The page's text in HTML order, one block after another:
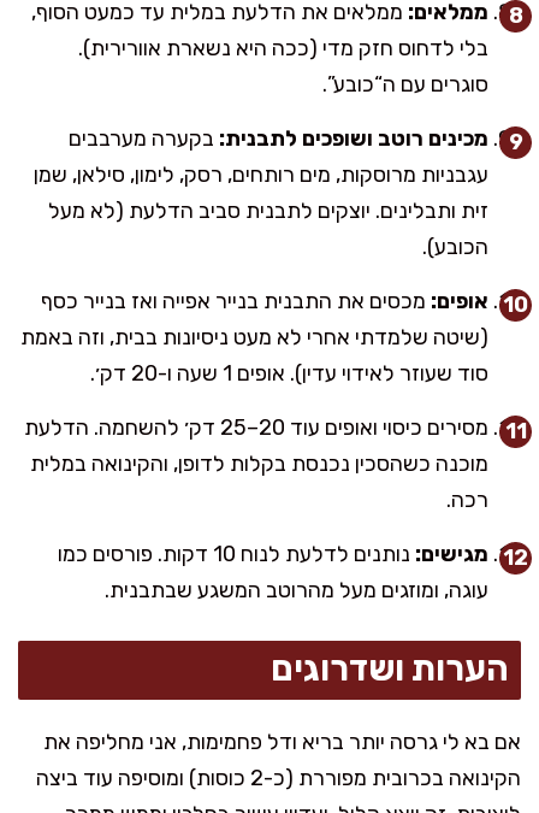
ממלאים: ממלאים את הדלעת במלית עד כמעט הסוף,
בלי לדחוס חזק מדי (ככה היא נשארת אוורירית).
סוגרים עם ה“כובע”.
מכינים רוטב ושופכים לתבנית: בקערה מערבבים
עגבניות מרוסקות, מים רותחים, רסק, לימון, סילאן, שמן
זית ותבלינים. יוצקים לתבנית סביב הדלעת (לא מעל
הכובע).
אופים: מכסים את התבנית בנייר אפייה ואז בנייר כסף
(שיטה שלמדתי אחרי לא מעט ניסיונות בבית, וזה באמת
סוד שעוזר לאידוי עדין). אופים 1 שעה ו-20 דק׳.
מסירים כיסוי ואופים עוד 20–25 דק׳ להשחמה. הדלעת
מוכנה כשהסכין נכנסת בקלות לדופן, והקינואה במלית
רכה.
מגישים:
נותנים לדלעת לנוח 10 דקות. פורסים כמו
עוגה, ומוזגים מעל מהרוטב המשגע שבתבנית.
הערות ושדרוגים
אם בא לי גרסה יותר בריא ודל פחמימות, אני מחליפה את
הקינואה בכרובית מפוררת (כ-2 כוסות) ומוסיפה עוד ביצה